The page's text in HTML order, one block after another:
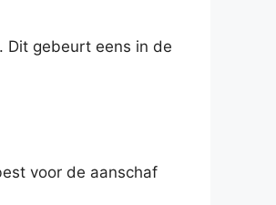
Dit gebeurt eens in de
voor de aanschaf